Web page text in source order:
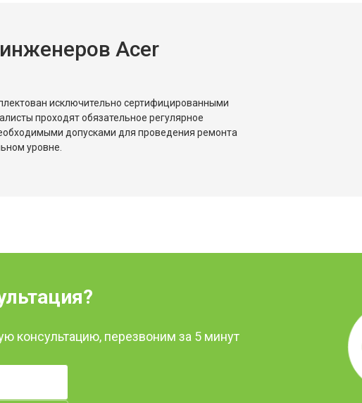
Acer
исключительно сертифицированными
проходят обязательное регулярное
допусками для проведения ремонта
уровне.
консультацию, перезвоним за 5 минут